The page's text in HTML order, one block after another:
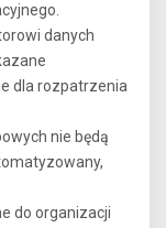
danych
dla rozpatrzenia
nie będą
do organizacji